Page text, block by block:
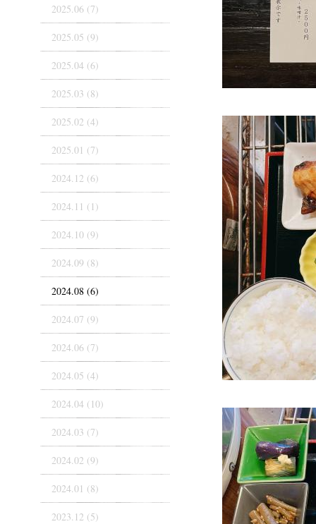
2025.06 (7)
2025.05 (9)
2025.04 (6)
2025.03 (8)
2025.02 (4)
2025.01 (7)
2024.12 (6)
2024.11 (1)
2024.10 (9)
2024.09 (8)
2024.08 (6)
2024.07 (9)
2024.06 (7)
2024.05 (4)
2024.04 (10)
2024.03 (7)
2024.02 (9)
2024.01 (8)
2023.12 (5)